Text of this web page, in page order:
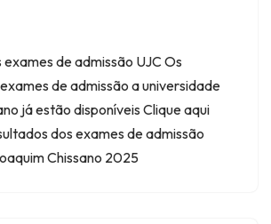
de admissão UJC Os
de admissão a universidade
já estão disponíveis Clique aqui
dos exames de admissão
Chissano 2025